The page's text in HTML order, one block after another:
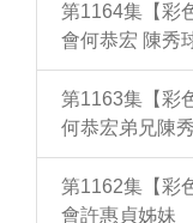
第1164集【彩
會何恭宏 陳秀
第1163集【彩
何恭宏弟兄陳
第1162集【彩
會許惠貞姊妹